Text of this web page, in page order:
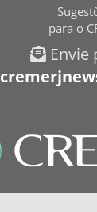
para o
Envie